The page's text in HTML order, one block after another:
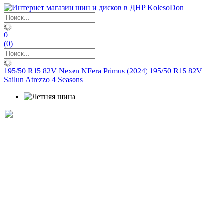
0
(0)
195/50 R15 82V Nexen NFera Primus (2024) 195/50 R15 82V
Sailun Atrezzo 4 Seasons